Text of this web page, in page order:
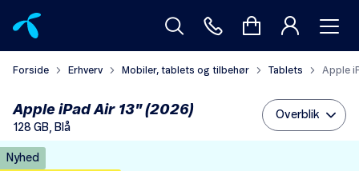
Forside Erhverv Mobiler, tablets og tilbehør Tablets Apple
Apple iPad Air 13" (2026)
128 GB, Blå
Overblik
Nyhed